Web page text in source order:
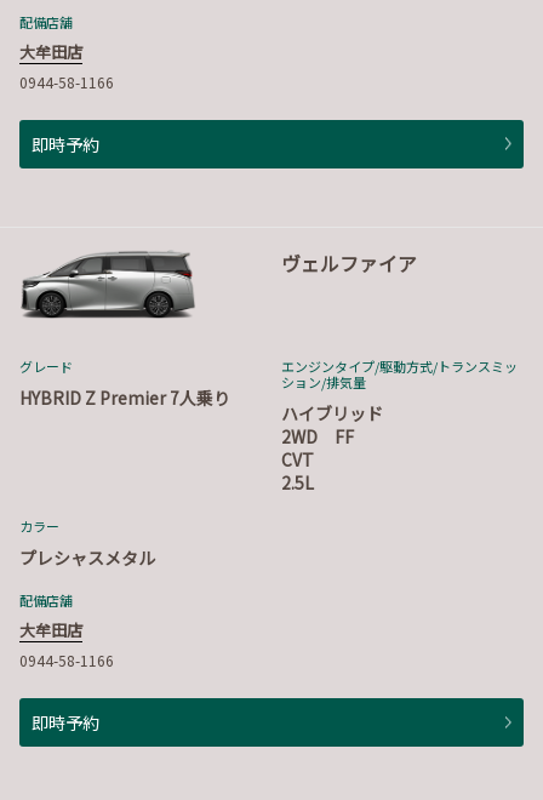
配備店舗
大牟田店
0944-58-1166
即時予約
ヴェルファイア
グレード
HYBRID Z Premier 7人乗り
エンジンタイプ/駆動方式/トランスミッ
ション/排気量
ハイブリッド
2WD FF
CVT
2.5L
カラー
プレシャスメタル
配備店舗
大牟田店
0944-58-1166
即時予約